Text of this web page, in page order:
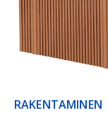
RAKENTAMINEN